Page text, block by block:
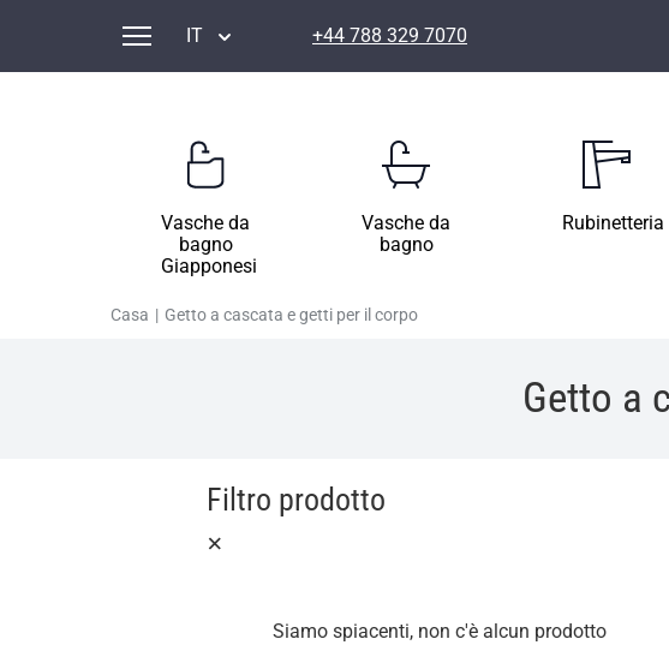
IT +44 788 329 7070
Vasche da
bagno
Giapponesi
Vasche da
bagno
Rubinetteria
Casa | Getto a cascata e getti per il corpo
Getto a
Filtro prodotto
Siamo spiacenti, non c'è alcun prodotto